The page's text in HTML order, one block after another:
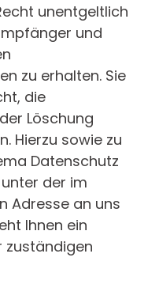
unentgeltlich
und
zu erhalten. Sie
die
Löschung
Hierzu sowie zu
Datenschutz
der im
Adresse an uns
Ihnen ein
zuständigen